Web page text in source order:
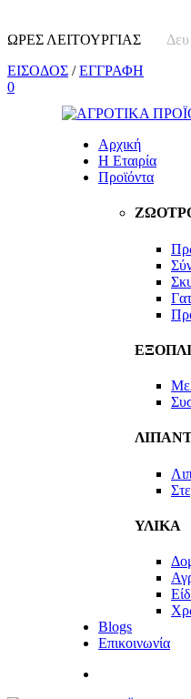
ΩΡΕΣ ΛΕΙΤΟΥΡΓΙΑΣ
ΕΙΣΟΔΟΣ /ΕΓΓΡΑΦΗ
0
Αρχική
Η Εταιρία
Προϊόντα
ΥΛΙΚΑ
Blogs
Επικοινωνία